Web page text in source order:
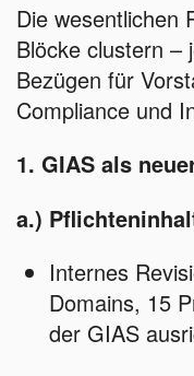
Die wesentlichen
Blöcke clustern –
Bezügen für
Compliance und
1. GIAS als
a.)
Internes
Domains, 15
der GIAS